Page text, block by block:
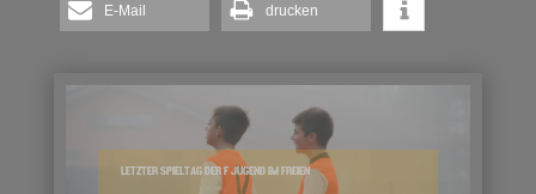
E-Mail drucken
LETZTER SPIELTAG DER F JUGEND IM FREIEN